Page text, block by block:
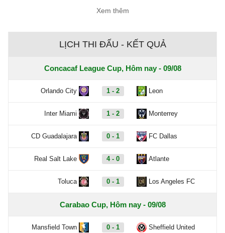
đúng thời điểm và đưa ra những quyết
Xem thêm
LỊCH THI ĐẤU - KẾT QUẢ
Concacaf League Cup, Hôm nay - 09/08
Orlando City 1 - 2 Leon
Inter Miami 1 - 2 Monterrey
CD Guadalajara 0 - 1 FC Dallas
Real Salt Lake 4 - 0 Atlante
Toluca 0 - 1 Los Angeles FC
Carabao Cup, Hôm nay - 09/08
Mansfield Town 0 - 1 Sheffield United